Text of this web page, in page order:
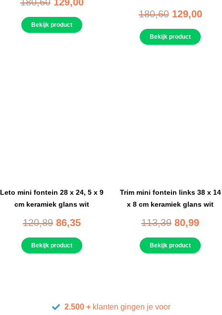
Bekijk product
180,60 129,00
Bekijk product
Leto mini fontein 28 x 24, 5 x 9
cm keramiek glans wit
120,89 86,35
Bekijk product
Trim mini fontein links 38 x 14
x 8 cm keramiek glans wit
113,39 80,99
Bekijk product
2.500 +klanten gingen je voor